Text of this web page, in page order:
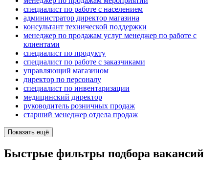
специалист по работе с населением
администратор директор магазина
консультант технической поддержки
менеджер по продажам услуг менеджер по работе с
клиентами
специалист по продукту
специалист по работе с заказчиками
управляющий магазином
директор по персоналу
специалист по инвентаризации
медицинский директор
руководитель розничных продаж
старший менеджер отдела продаж
Показать ещё
Быстрые фильтры подбора вакансий